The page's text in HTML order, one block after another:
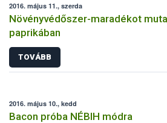
2016. május 11., szerda
Növényvédőszer-maradékot
paprikában
TOVÁBB
2016. május 10., kedd
Bacon próba NÉBIH módra